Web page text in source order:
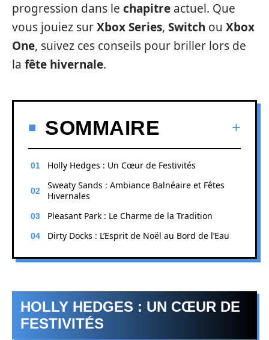
progression dans le chapitre actuel. Que
vous jouiez surXbox Series, Switch ou Xbox
One, suivez ces conseils pour briller lors de
la fête hivernale.
SOMMAIRE
Holly Hedges : Un Cœur de Festivités
Sweaty Sands : Ambiance Balnéaire et Fêtes
Hivernales
Pleasant Park : Le Charme de la Tradition
Dirty Docks : L’Esprit de Noël au Bord de l’Eau
HOLLY HEDGES : UN CŒUR DE
FESTIVITÉS